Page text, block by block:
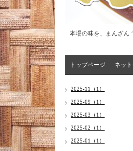
本場の味を、まんざん
トップページ ネッ
2025-11（1）
2025-09（1）
2025-03（1）
2025-02（1）
2025-01（1）